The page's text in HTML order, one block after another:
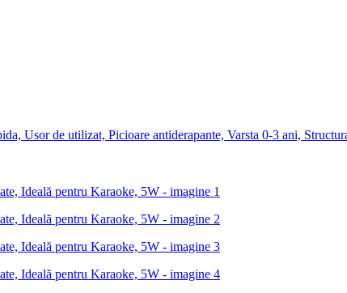
Usor de utilizat, Picioare antiderapante, Varsta 0-3 ani,